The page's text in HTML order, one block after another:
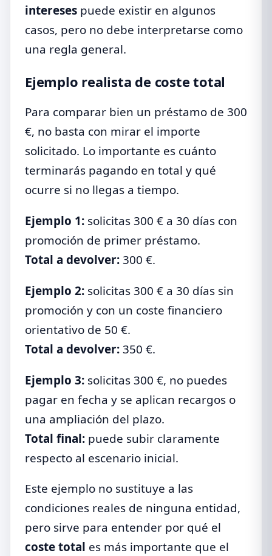
intereses puede existir en algunos
casos, pero no debe interpretarse como
una regla general.
Ejemplo realista de coste total
Para comparar bien un préstamo de 300
€, no basta con mirar el importe
solicitado. Lo importante es cuánto
terminarás pagando en total y qué
ocurre si no llegas a tiempo.
Ejemplo 1: solicitas 300 € a 30 días con
promoción de primer préstamo.
Total a devolver:300 €.
Ejemplo 2: solicitas 300 € a 30 días sin
promoción y con un coste financiero
orientativo de 50 €.
Total a devolver:350 €.
Ejemplo 3: solicitas 300 €, no puedes
pagar en fecha y se aplican recargos o
una ampliación del plazo.
Total final: puede subir claramente
respecto al escenario inicial.
Este ejemplo no sustituye a las
condiciones reales de ninguna entidad,
pero sirve para entender por qué el
coste total es más importante que el